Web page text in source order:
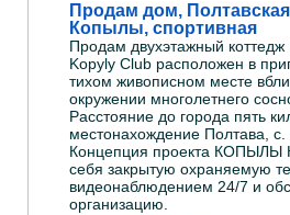
Продам дом,
Копылы, спортивная
Продам двухэтажный коттедж
Kopyly Club расположен в
тихом живописном месте
окружении многолетнего
Расстояние до города пять
местонахождение Полтава,
Концепция проекта КОПЫЛЫ
себя закрытую охраняемую
видеонаблюдением 24/7 и
организацию.